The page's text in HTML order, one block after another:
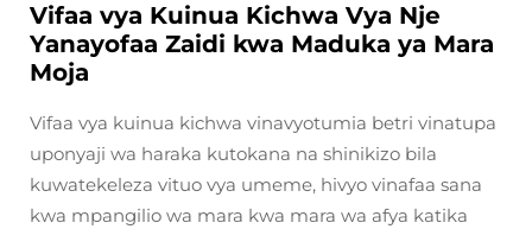
Vifaa vya Kuinua Kichwa Vya Nje
Yanayofaa Zaidi kwa Maduka ya Mara
Moja
Vifaa vya kuinua kichwa vinavyotumia betri vinatupa
uponyaji wa haraka kutokana na shinikizo bila
kuwatekeleza vituo vya umeme, hivyo vinafaa sana
kwa mpangilio wa mara kwa mara wa afya katika